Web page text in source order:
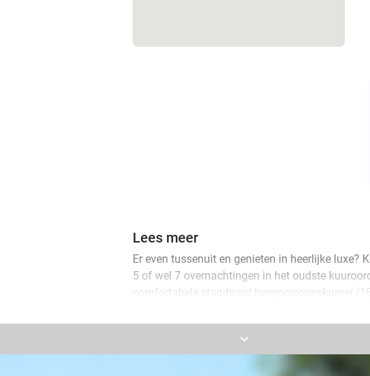
Lees meer
Er even tussenuit en genieten in heerlijke luxe?
5 of wel 7 overnachtingen in het oudste
comfortabele standaard tweepersoonskamer
ochtend wacht er een uitgebreid ontbijtbuffet
keyboard_arrow_down